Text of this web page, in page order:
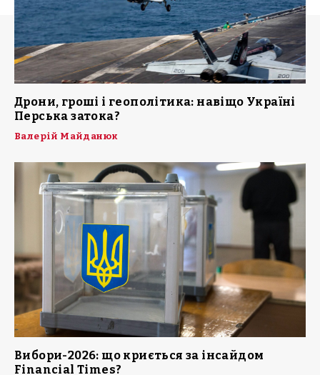
Дрони, гроші і геополітика: навіщо Україні
Перська затока?
Валерій Майданюк
Вибори-2026: що криється за інсайдом
Financial Times?